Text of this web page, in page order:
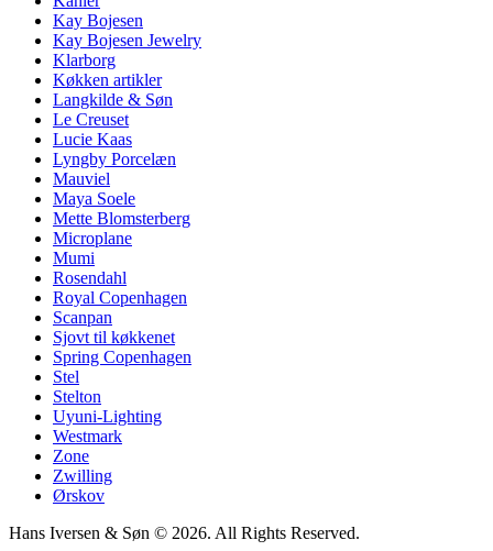
Kay Bojesen
Kay Bojesen Jewelry
Klarborg
Køkken artikler
Langkilde & Søn
Le Creuset
Lucie Kaas
Lyngby Porcelæn
Mauviel
Maya Soele
Mette Blomsterberg
Microplane
Mumi
Rosendahl
Royal Copenhagen
Scanpan
Sjovt til køkkenet
Spring Copenhagen
Stel
Stelton
Uyuni-Lighting
Westmark
Zone
Zwilling
Ørskov
Hans Iversen & Søn © 2026. All Rights Reserved.